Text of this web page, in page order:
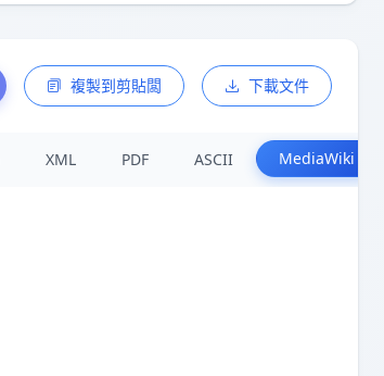
複製到剪貼闆 下載文件
XML PDF ASCII MediaWiki